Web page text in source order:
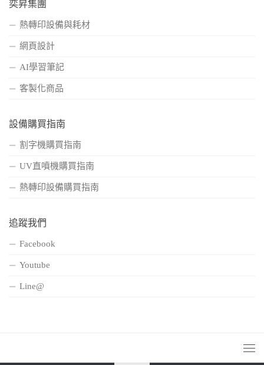
奕昇集團
熱轉印設備與耗材
網頁設計
AI學習筆記
客製化商品
設備購買指南
割字機購買指南
UV直噴機購買指南
熱轉印設備購買指南
追蹤我們
Facebook
Youtube
Line@